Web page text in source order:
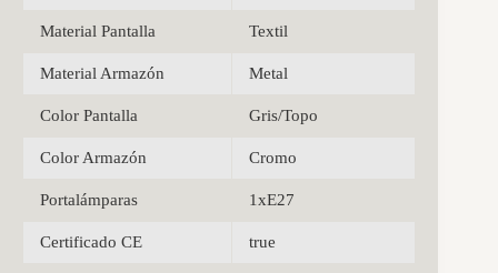
Material Pantalla Textil
Material Armazón Metal
Color Pantalla Gris/Topo
Color Armazón Cromo
Portalámparas 1xE27
Certificado CE true